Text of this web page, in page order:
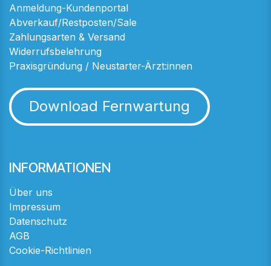
Anmeldung-Kundenportal
Abverkauf/Restposten/Sale
Zahlungsarten & Versand
Widerrufsbelehrung
Praxisgründung / Neustarter-Ärzt:innen
Download Fernwartung
INFORMATIONEN
Über uns
Impressum
Datenschutz
AGB
Cookie-Richtlinien